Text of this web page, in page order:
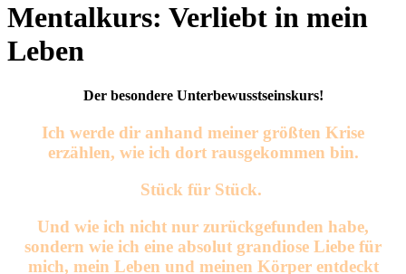
Mentalkurs: Verliebt in mein
Leben
Der besondere Unterbewusstseinskurs!
Ich werde dir anhand meiner größten Krise
erzählen, wie ich dort rausgekommen bin.
Stück für Stück.
Und wie ich nicht nur zurückgefunden habe,
sondern wie ich eine absolut grandiose Liebe für
mich, mein Leben und meinen Körper entdeckt